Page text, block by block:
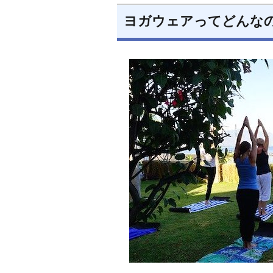
ヨガウェアってどんな